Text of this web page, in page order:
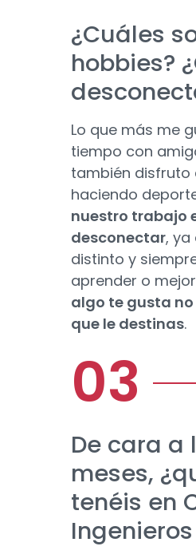
¿Cuáles
hobbies?
Lo que más me
tiempo con
también disfruto
haciendo
nuestro trabajo
desconectar, ya
distinto y
aprender o
algo te gusta
que le destinas.
De cara a
meses,
tenéis en